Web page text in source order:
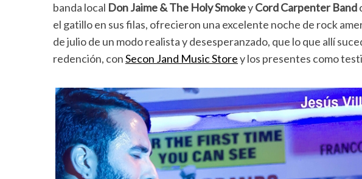
banda local Don Jaime & The Holy SmokeyCord Carpenter Band
el gatillo en sus filas, ofrecieron una excelente noche de rock
de julio de un modo realista y desesperanzado, que lo que allí
redención, conSecon Jand Music Storey los presentes como